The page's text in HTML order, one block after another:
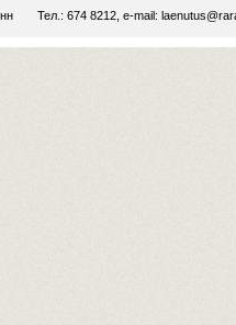
Тел.: 674 8212, e-mail: